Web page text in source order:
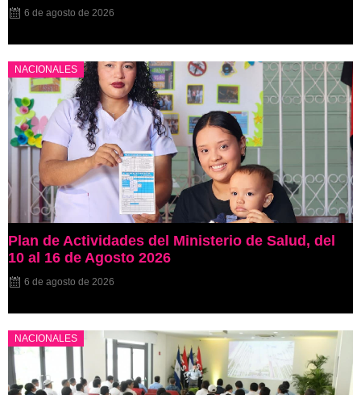
6 de agosto de 2026
NACIONALES
Plan de Actividades del Ministerio de Salud, del
10 al 16 de Agosto 2026
6 de agosto de 2026
NACIONALES